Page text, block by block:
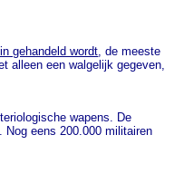
gehandeld wordt, de meeste
alleen een walgelijk gegeven,
wapens. De
Nog eens 200.000 militairen